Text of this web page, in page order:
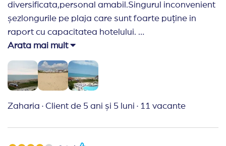
diversificata,personal amabil.Singurul inconvenient
șezlongurile pe plaja care sunt foarte puține in
raport cu capacitatea hotelului.
Recomand Travelplanner:
profesionisti.Recomand această agenție.
Arata mai mult
Zaharia · Client de 5 ani și 5 luni · 11 vacante